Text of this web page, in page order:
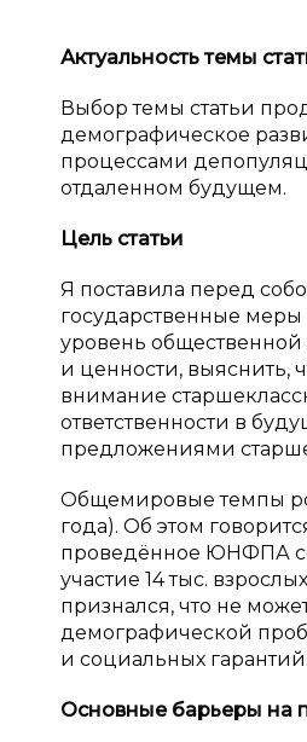
Актуальность темы
Выбор темы статьи
демографическое
процессами
отдаленном будущем.
Цель статьи
Я поставила перед
государственные
уровень общественной
и ценности, выяснить,
внимание
ответственности в
предложениями
Общемировые темпы
года). Об этом
проведённое ЮНФПА
участие 14 тыс.
признался, что не
демографической
и социальных гарантий.
Основные барьеры на